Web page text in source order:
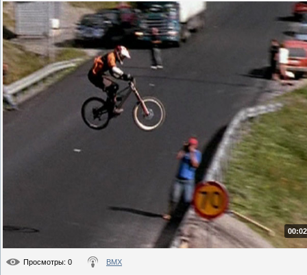
Просмотры: 0 BMX